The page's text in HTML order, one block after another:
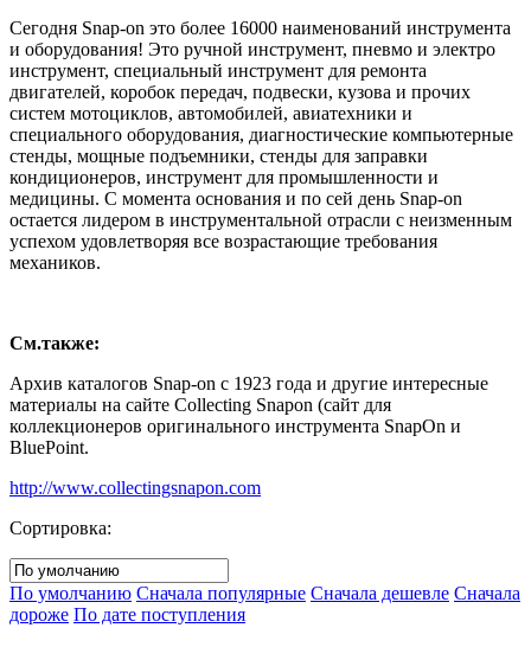
Сегодня Snap-on это более 16000 наименований инструмента
и оборудования! Это ручной инструмент, пневмо и электро
инструмент, специальный инструмент для ремонта
двигателей, коробок передач, подвески, кузова и прочих
систем мотоциклов, автомобилей, авиатехники и
специального оборудования, диагностические компьютерные
стенды, мощные подъемники, стенды для заправки
кондиционеров, инструмент для промышленности и
медицины. С момента основания и по сей день Snap-on
остается лидером в инструментальной отрасли с неизменным
успехом удовлетворяя все возрастающие требования
механиков.
См.также:
Архив каталогов Snap-on с 1923 года и другие интересные
материалы на сайте Collecting Snapon (сайт для
коллекционеров оригинального инструмента SnapOn и
BluePoint.
http://www.collectingsnapon.com
Сортировка:
По умолчанию Сначала популярные Сначала дешевле Сначала
дороже По дате поступления